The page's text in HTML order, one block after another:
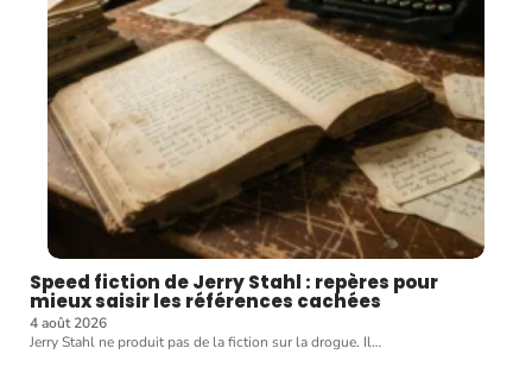
Speed fiction de Jerry Stahl : repères pour
mieux saisir les références cachées
4 août 2026
Jerry Stahl ne produit pas de la fiction sur la drogue. Il…